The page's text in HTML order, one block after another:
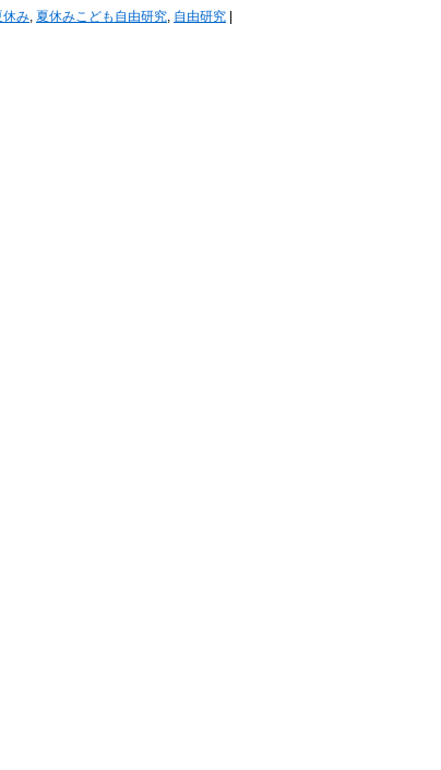
休み, 夏休みこども自由研究, 自由研究